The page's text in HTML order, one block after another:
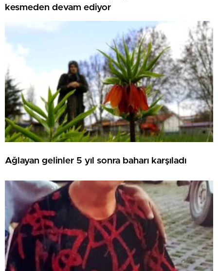
kesmeden devam ediyor
Ağlayan gelinler 5 yıl sonra baharı karşıladı